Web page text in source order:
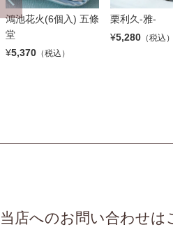
鴻池花火(6個入) 五條
堂
¥5,370 （税込）
栗利久-雅-
¥5,280 （税込）
当店へのお問い合わせは